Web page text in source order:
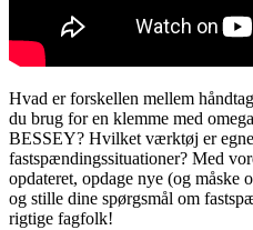
Hvad er forskellen mellem
du brug for en klemme med
BESSEY? Hvilket værktøj er
fastspændingssituationer? Med
opdateret, opdage nye (og måske
og stille dine spørgsmål om
rigtige fagfolk!